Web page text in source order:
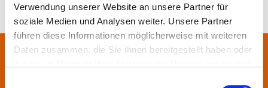
Verwendung unserer Website an unsere Partner für
soziale Medien und Analysen weiter. Unsere Partner
führen diese Informationen möglicherweise mit weiteren
Daten zusammen, die Sie ihnen bereitgestellt haben oder